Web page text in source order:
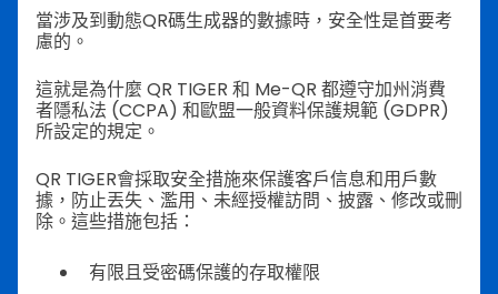
當涉及到動態QR碼生成器的數據時，安全性是首要考
慮的。
這就是為什麼 QR TIGER 和 Me-QR 都遵守加州消費
者隱私法 (CCPA) 和歐盟一般資料保護規範 (GDPR)
所設定的規定。
QR TIGER會採取安全措施來保護客戶信息和用戶數
據，防止丟失、濫用、未經授權訪問、披露、修改或刪
除。這些措施包括：
有限且受密碼保護的存取權限